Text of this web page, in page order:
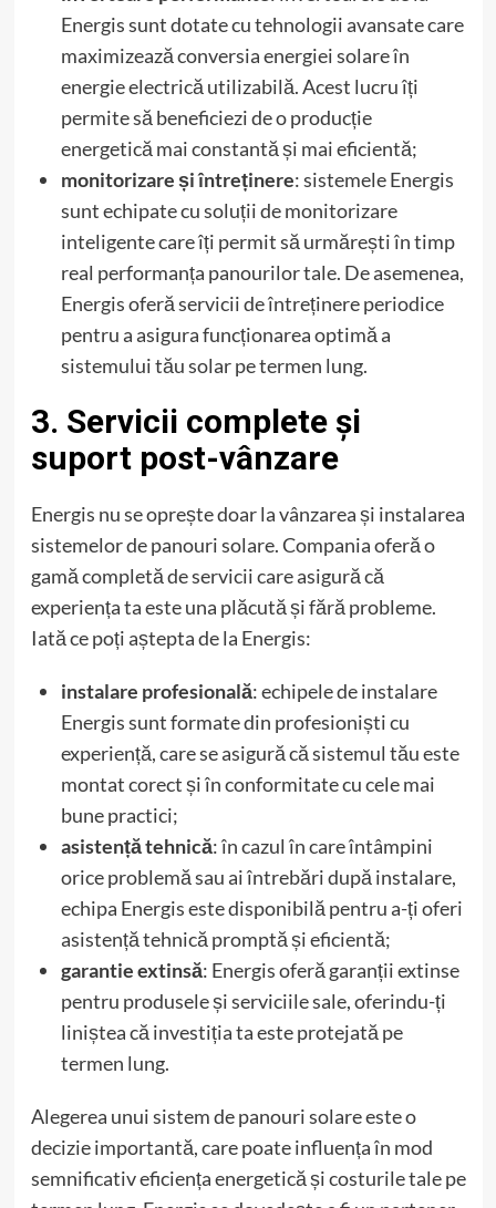
Energis sunt dotate cu tehnologii avansate care
maximizează conversia energiei solare în
energie electrică utilizabilă. Acest lucru îți
permite să beneficiezi de o producție
energetică mai constantă și mai eficientă;
monitorizare și întreținere: sistemele Energis
sunt echipate cu soluții de monitorizare
inteligente care îți permit să urmărești în timp
real performanța panourilor tale. De asemenea,
Energis oferă servicii de întreținere periodice
pentru a asigura funcționarea optimă a
sistemului tău solar pe termen lung.
3. Servicii complete și
suport post-vânzare
Energis nu se oprește doar la vânzarea și instalarea
sistemelor de panouri solare. Compania oferă o
gamă completă de servicii care asigură că
experiența ta este una plăcută și fără probleme.
Iată ce poți aștepta de la Energis:
instalare profesională: echipele de instalare
Energis sunt formate din profesioniști cu
experiență, care se asigură că sistemul tău este
montat corect și în conformitate cu cele mai
bune practici;
asistență tehnică: în cazul în care întâmpini
orice problemă sau ai întrebări după instalare,
echipa Energis este disponibilă pentru a-ți oferi
asistență tehnică promptă și eficientă;
garantie extinsă: Energis oferă garanții extinse
pentru produsele și serviciile sale, oferindu-ți
liniștea că investiția ta este protejată pe
termen lung.
Alegerea unui sistem de panouri solare este o
decizie importantă, care poate influența în mod
semnificativ eficiența energetică și costurile tale pe